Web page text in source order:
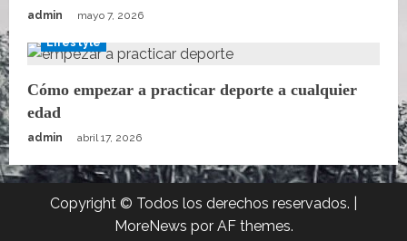
admin mayo 7, 2026
Lifestyle
Cómo empezar a practicar deporte a cualquier
edad
admin abril 17, 2026
Copyright © Todos los derechos reservados.
MoreNews por AF themes.